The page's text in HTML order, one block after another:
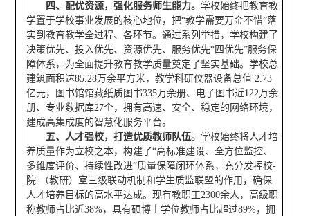
四、配优资源，强化服务师生能力。 学校始终把教育教
学置于学校事业发展的核心地位，把“教学需要万金不惜”落
实到教育教学全过程、各环节。通过系列举措，学校构建了
决策优先、投入优先、资源优先、服务优先“四优先”服务保
障体系，为全面提升教育教学质量奠定了坚实基础。学校总
建筑面积达85.28万余平方米，教学科研仪器设备总值 2.73
亿元，图书馆馆藏纸质图书335万余册、电子图书近122万余
册、专业数据库27个，拥有高速、安全、稳定的网络环境，
建成高集成度的智慧化服务平台。
五、人才强校，打造优质教师队伍。 学校始终将人才培
养质量作为立校之本，构建了“高标准建设、全方位监控、
多维度评价、持续性改进”质量保障闭环体系，充分发挥校-
院-（教研）室三级联动机制和学生质监联盟的作用，确保
人才培养目标的高水平达成。现有教职工2300余人，高级职
称教师占比近38%，具有硕博士学位教师占比超过89%，拥